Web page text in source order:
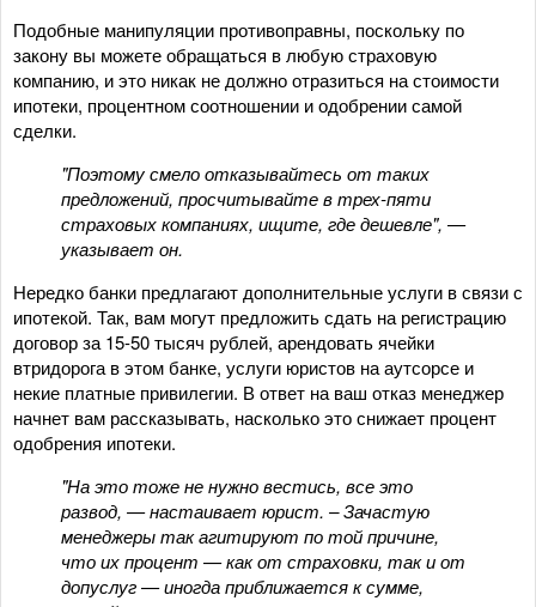
Подобные манипуляции противоправны, поскольку по
закону вы можете обращаться в любую страховую
компанию, и это никак не должно отразиться на стоимости
ипотеки, процентном соотношении и одобрении самой
сделки.
"Поэтому смело отказывайтесь от таких
предложений, просчитывайте в трех-пяти
страховых компаниях, ищите, где дешевле", —
указывает он.
Нередко банки предлагают дополнительные услуги в связи с
ипотекой. Так, вам могут предложить сдать на регистрацию
договор за 15-50 тысяч рублей, арендовать ячейки
втридорога в этом банке, услуги юристов на аутсорсе и
некие платные привилегии. В ответ на ваш отказ менеджер
начнет вам рассказывать, насколько это снижает процент
одобрения ипотеки.
"На это тоже не нужно вестись, все это
развод, — настаивает юрист. – Зачастую
менеджеры так агитируют по той причине,
что их процент — как от страховки, так и от
допуслуг — иногда приближается к сумме,